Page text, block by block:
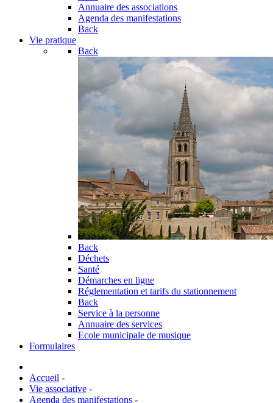
Annuaire des associations
Agenda des manifestations
Back
Vie pratique
Back
Back
Déchets
Santé
Démarches en ligne
Réglementation et tarifs du stationnement
Back
Service à la personne
Annuaire des services
Ecole municipale de musique
Formulaires
Accueil -
Vie associative -
Agenda des manifestations -